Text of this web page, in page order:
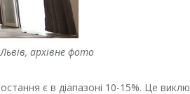
архівне фото
є в діапазоні 10-15%. Це